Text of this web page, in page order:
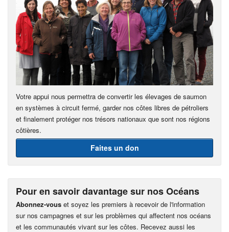
Votre appui nous permettra de convertir les élevages de saumon
en systèmes à circuit fermé, garder nos côtes libres de pétroliers
et finalement protéger nos trésors nationaux que sont nos régions
côtières.
Faites un don
Pour en savoir davantage sur nos Océans
Abonnez-vous et soyez les premiers à recevoir de l'information
sur nos campagnes et sur les problèmes qui affectent nos océans
et les communautés vivant sur les côtes. Recevez aussi les